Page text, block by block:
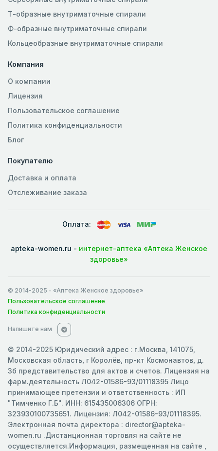
Т-образные внутриматочные спирали
Ф-образные внутриматочные спирали
Кольцеобразные внутриматочные спирали
Компания
О компании
Лицензия
Пользовательское соглашение
Политика конфиденциальности
Блог
Покупателю
Доставка и оплата
Отслеживание заказа
Оплата:
apteka-women.ru - интернет-аптека «Аптека Женское
здоровье»
© 2014-2025 - «Аптека Женское здоровье»
Пользовательское соглашение
Политика конфиденциальности
Напишите нам
© 2014-2025 Юридический адрес : г.Москва, 141075,
Московская область, г Королёв, пр-кт Космонавтов, д.
3б представительство для актов и счетов. Лицензия на
фарм.деятельность Л042-01586-93/01118395 Лицо
принимающее претензии и ответственность : ИП
"Тимченко Г.Б". ИНН: 615435006306 ОГРН:
323930100735651. Лицензия: Л042-01586-93/01118395.
Электронная почта директора : director@apteka-
women.ru .Дистанционная торговля на сайте не
осуществляется.Информация, размещенная на сайте ,